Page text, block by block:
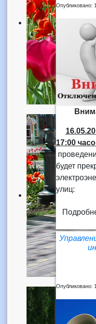
Опубликовано:
1
17:00
будет
улиц:
Опубликовано: